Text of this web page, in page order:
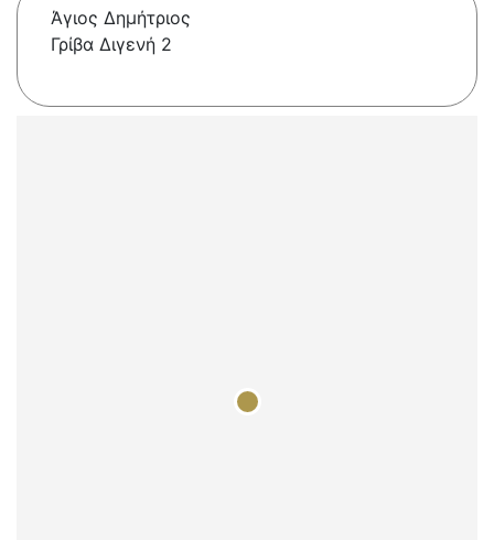
Άγιος Δημήτριος
Γρίβα Διγενή 2